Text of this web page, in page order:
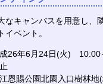
なキャンバスを用意し、
イベント。
26年6月24日(火) 10:00
恩賜公園北園入口樹林地